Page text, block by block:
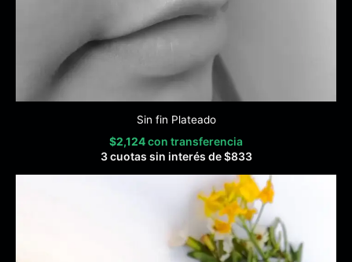
Sin fin Plateado
$2,124con transferencia
3 cuotas sin interés de$833